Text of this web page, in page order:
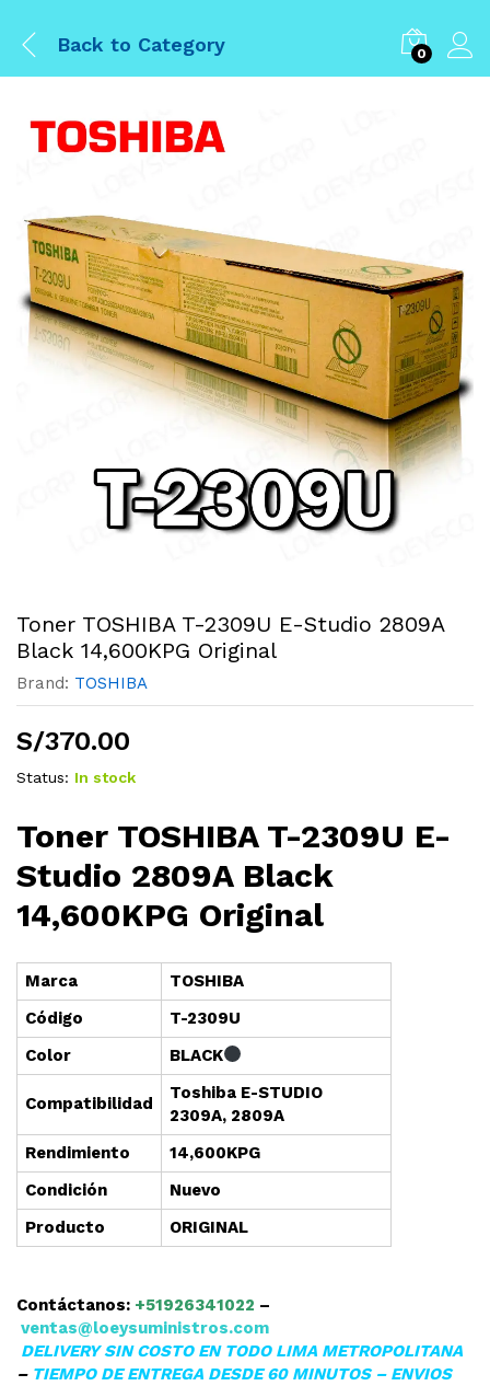
Back to Category 0
Toner TOSHIBA T-2309U E-Studio 2809A
Black 14,600KPG Original
Brand: TOSHIBA
S/370.00
Status: In stock
Toner TOSHIBA T-2309U E-
Studio 2809A Black
14,600KPG Original
Marca
TOSHIBA
Código
T-2309U
Color
BLACK
Compatibilidad
Toshiba E-STUDIO
2309A, 2809A
Rendimiento
14,600KPG
Condición
Nuevo
Producto
ORIGINAL
Contáctanos: +51926341022 –
ventas@loeysuministros.com
DELIVERY SIN COSTO EN TODO LIMA METROPOLITANA
– TIEMPO DE ENTREGA DESDE 60 MINUTOS – ENVIOS